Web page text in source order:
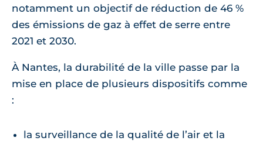
notamment un objectif de réduction de 46 %
des émissions de gaz à effet de serre entre
2021 et 2030.
À Nantes, la durabilité de la ville passe par la
mise en place de plusieurs dispositifs comme
:
la surveillance de la qualité de l’air et la